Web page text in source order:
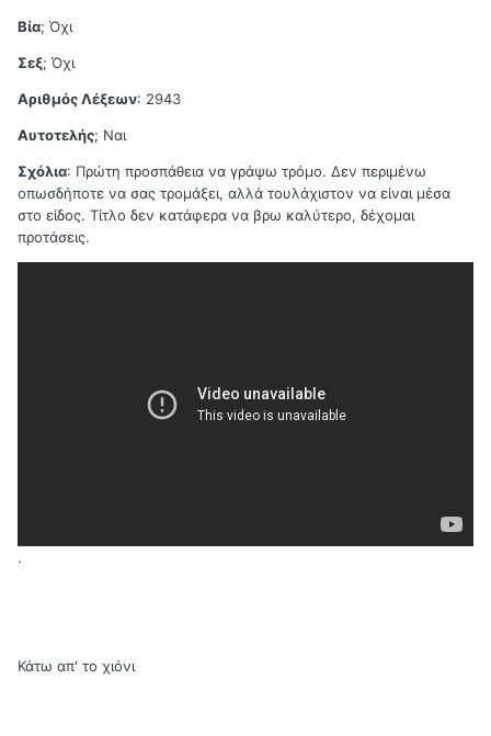
Βία; Όχι
Σεξ; Όχι
Αριθμός Λέξεων: 2943
Αυτοτελής; Ναι
Σχόλια: Πρώτη προσπάθεια να γράψω τρόμο. Δεν περιμένω
οπωσδήποτε να σας τρομάξει, αλλά τουλάχιστον να είναι μέσα
στο είδος. Τίτλο δεν κατάφερα να βρω καλύτερο, δέχομαι
προτάσεις.
.
Κάτω απ' το χιόνι